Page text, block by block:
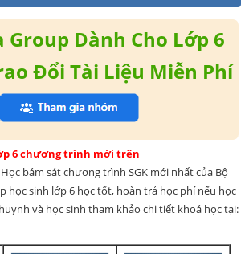
Group Dành Cho Lớp 6
Đổi Tài Liệu Miễn Phí
6 chương trình mới trên
Học bám sát chương trình SGK mới nhất của Bộ
học sinh lớp 6 học tốt, hoàn trả học phí nếu học
và học sinh tham khảo chi tiết khoá học tại: